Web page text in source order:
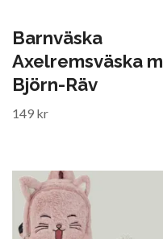
Barnväska
Axelremsväska m
Björn-Räv
149 kr